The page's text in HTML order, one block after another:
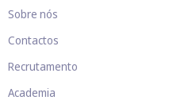
Sobre nós
Contactos
Recrutamento
Academia